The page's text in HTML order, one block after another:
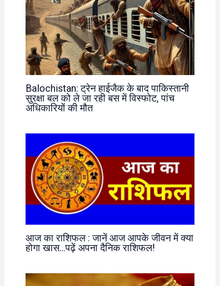
Balochistan: ट्रेन हाईजैक के बाद पाकिस्तानी
सुरक्षा बल को ले जा रही बस में विस्फोट, पांच
अधिकारियों की मौत
आज का राशिफल : जानें आज आपके जीवन में क्या
होगा खास…पढ़ें अपना दैनिक राशिफल!